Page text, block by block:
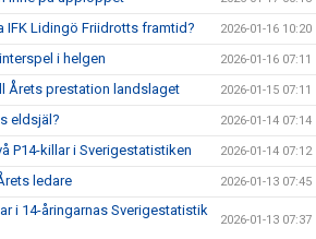
IFK Lidingö Friidrotts framtid? 2026-01-16 10:20
i helgen 2026-01-16 07:11
Årets prestation landslaget 2026-01-15 07:11
eldsjäl? 2026-01-14 07:14
P14-killar i Sverigestatistiken 2026-01-14 07:12
ledare 2026-01-13 07:45
i 14-åringarnas Sverigestatistik
2026-01-13 07:37